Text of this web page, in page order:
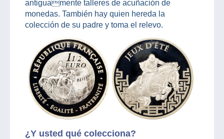
antiguamente talleres de acuñación de
monedas. También hay quien hereda la
colección de su padre y toma el relevo.
¿Y usted qué colecciona?